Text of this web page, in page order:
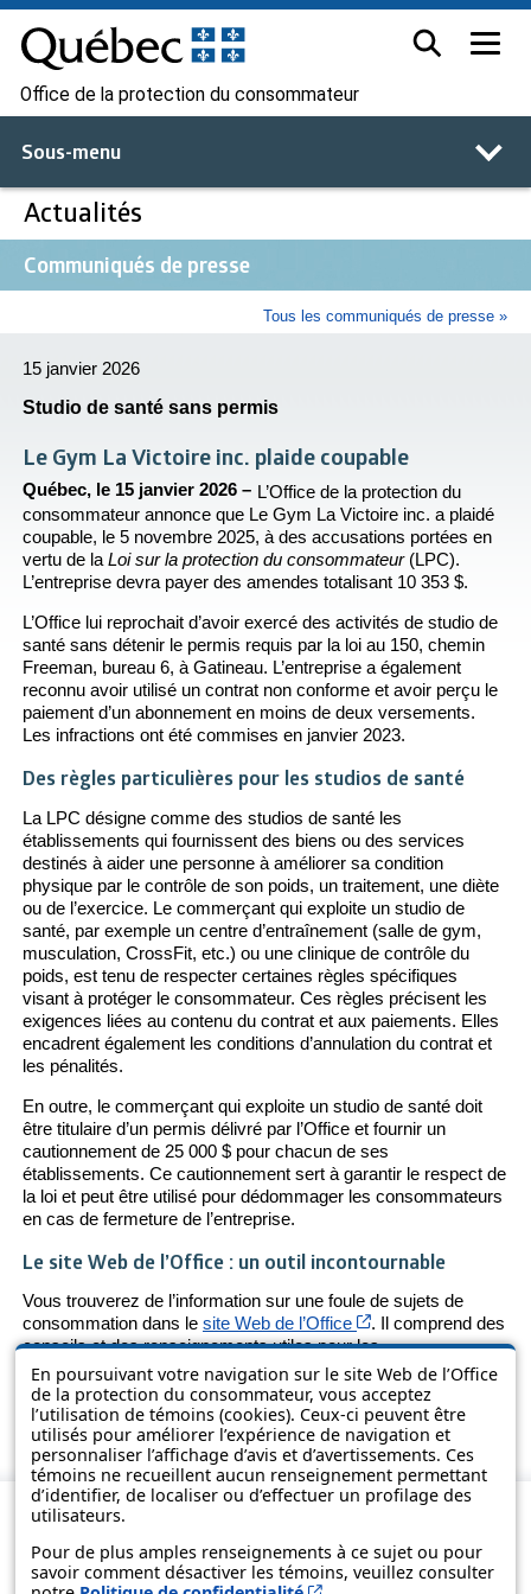
En poursuivant votre navigation sur le site Web de l’Office
de la protection du consommateur, vous acceptez
l’utilisation de témoins (cookies). Ceux-ci peuvent être
utilisés pour améliorer l’expérience de navigation et
personnaliser l’affichage d’avis et d’avertissements. Ces
témoins ne recueillent aucun renseignement permettant
d’identifier, de localiser ou d’effectuer un profilage des
utilisateurs.
Pour de plus amples renseignements à ce sujet ou pour
savoir comment désactiver les témoins, veuillez consulter
Office de la protection du consommateur
Sous-menu
Actualités
Communiqués de presse
Tous les communiqués de presse »
15 janvier 2026
Studio de santé sans permis
Le Gym La Victoire inc. plaide coupable
Québec, le 15 janvier 2026 – L’Office de la protection du
consommateur annonce que Le Gym La Victoire inc. a plaidé
coupable, le 5 novembre 2025, à des accusations portées en
vertu de la Loi sur la protection du consommateur (LPC).
L’entreprise devra payer des amendes totalisant 10 353 $.
L’Office lui reprochait d’avoir exercé des activités de studio de
santé sans détenir le permis requis par la loi au 150, chemin
Freeman, bureau 6, à Gatineau. L’entreprise a également
reconnu avoir utilisé un contrat non conforme et avoir perçu le
paiement d’un abonnement en moins de deux versements.
Les infractions ont été commises en janvier 2023.
Des règles particulières pour les studios de santé
La LPC désigne comme des studios de santé les
établissements qui fournissent des biens ou des services
destinés à aider une personne à améliorer sa condition
physique par le contrôle de son poids, un traitement, une diète
ou de l’exercice. Le commerçant qui exploite un studio de
santé, par exemple un centre d’entraînement (salle de gym,
musculation, CrossFit, etc.) ou une clinique de contrôle du
poids, est tenu de respecter certaines règles spécifiques
visant à protéger le consommateur. Ces règles précisent les
exigences liées au contenu du contrat et aux paiements. Elles
encadrent également les conditions d’annulation du contrat et
les pénalités.
En outre, le commerçant qui exploite un studio de santé doit
être titulaire d’un permis délivré par l’Office et fournir un
cautionnement de 25 000 $ pour chacun de ses
établissements. Ce cautionnement sert à garantir le respect de
la loi et peut être utilisé pour dédommager les consommateurs
en cas de fermeture de l’entreprise.
Le site Web de l’Office : un outil incontournable
Vous trouverez de l’information sur une foule de sujets de
consommation dans le site Web de l’Office Cet hyperlien
. Il comprend des
conseils et des renseignements utiles pour les
consommateurs et les commerçants qui font des affaires au
Québec. Il s’agit aussi d’un outil pratique à consulter sur votre
appareil mobile lorsque vous êtes en magasin.